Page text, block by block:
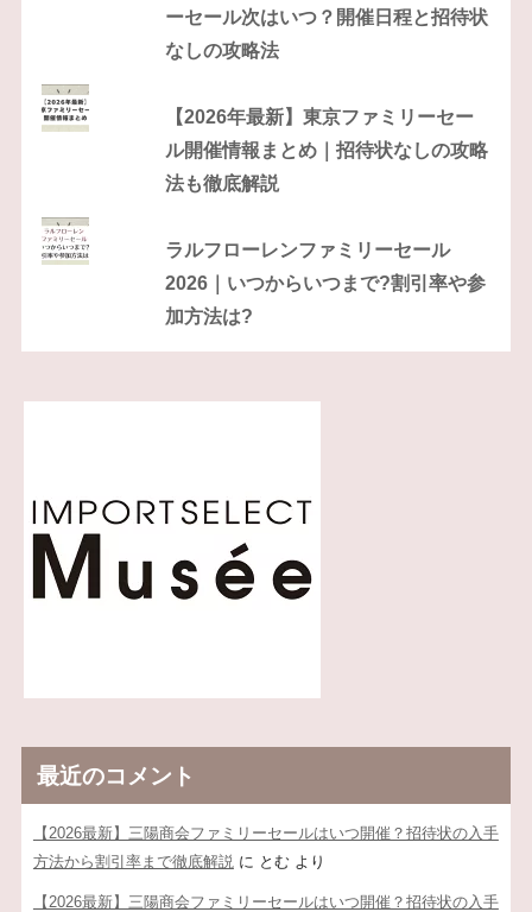
ーセール次はいつ？開催日程と招待状
なしの攻略法
【2026年最新】東京ファミリーセー
ル開催情報まとめ｜招待状なしの攻略
法も徹底解説
ラルフローレンファミリーセール
2026｜いつからいつまで?割引率や参
加方法は?
最近のコメント
【2026最新】三陽商会ファミリーセールはいつ開催？招待状の入手
方法から割引率まで徹底解説 に とむ より
【2026最新】三陽商会ファミリーセールはいつ開催？招待状の入手